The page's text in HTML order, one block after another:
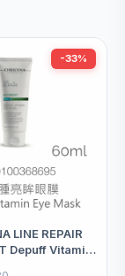
-33%
LINE REPAIR
Depuff Vitamin